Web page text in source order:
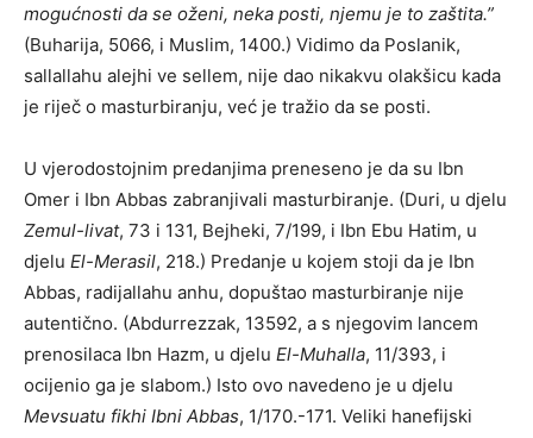
mogućnosti da se oženi, neka posti, njemu je to zaštita.”
(Buharija, 5066, i Muslim, 1400.) Vidimo da Poslanik,
sallallahu alejhi ve sellem, nije dao nikakvu olakšicu kada
je riječ o masturbiranju, već je tražio da se posti.
U vjerodostojnim predanjima preneseno je da su Ibn
Omer i Ibn Abbas zabranjivali masturbiranje. (Duri, u djelu
Zemul-livat, 73 i 131, Bejheki, 7/199, i Ibn Ebu Hatim, u
djelu El-Merasil, 218.) Predanje u kojem stoji da je Ibn
Abbas, radijallahu anhu, dopuštao masturbiranje nije
autentično. (Abdurrezzak, 13592, a s njegovim lancem
prenosilaca Ibn Hazm, u djelu El-Muhalla, 11/393, i
ocijenio ga je slabom.) Isto ovo navedeno je u djelu
Mevsuatu fikhi Ibni Abbas, 1/170.-171. Veliki hanefijski